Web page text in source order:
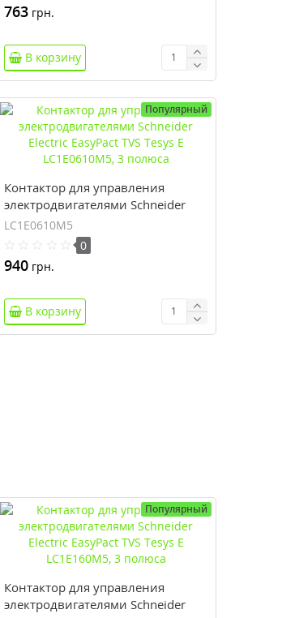
763 грн.
В корзину
Популярный
Контактор для управления
электродвигателями Schneider
Electric EasyPact TVS Tesys E
LC1E0610M5, 3 полюса
LC1E0610M5
0
940 грн.
В корзину
Популярный
Контактор для управления
электродвигателями Schneider